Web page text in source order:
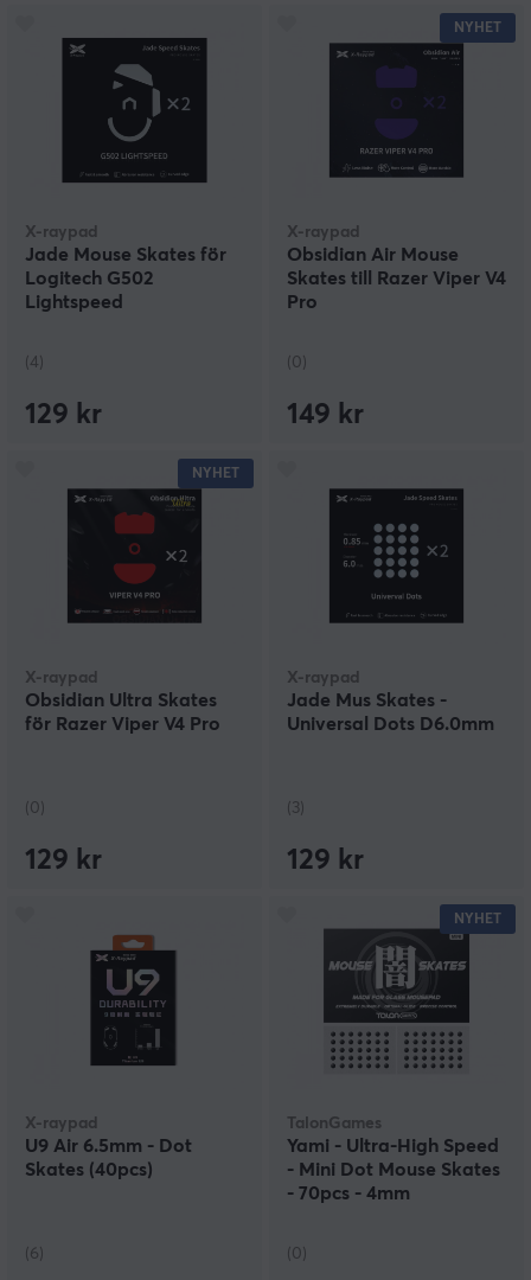
X-raypad
Jade Mouse Skates för
Logitech G502
Lightspeed
(4)
129 kr
NYHET
X-raypad
Obsidian Air Mouse
Skates till Razer Viper V4
Pro
(0)
149 kr
NYHET
X-raypad
Obsidian Ultra Skates
för Razer Viper V4 Pro
(0)
129 kr
X-raypad
Jade Mus Skates -
Universal Dots D6.0mm
(3)
129 kr
X-raypad
U9 Air 6.5mm - Dot
Skates (40pcs)
(6)
NYHET
TalonGames
Yami - Ultra-High Speed
- Mini Dot Mouse Skates
- 70pcs - 4mm
(0)